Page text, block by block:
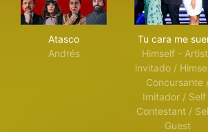
Atasco
Andrés
Tu cara me
Himself -
invitado /
Concursante
Imitador /
Contestant /
Guest